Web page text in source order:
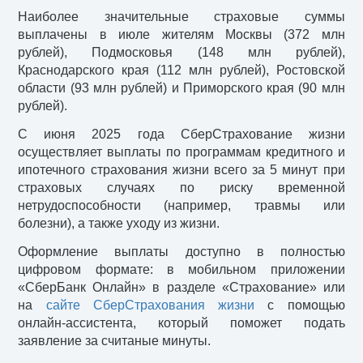
Наиболее значительные страховые суммы
выплачены в июле жителям Москвы (372 млн
рублей), Подмосковья (148 млн рублей),
Краснодарского края (112 млн рублей), Ростовской
области (93 млн рублей) и Приморского края (90 млн
рублей).
С июня 2025 года СберСтрахование жизни
осуществляет выплаты по программам кредитного и
ипотечного страхования жизни всего за 5 минут при
страховых случаях по риску временной
нетрудоспособности (например, травмы или
болезни), а также уходу из жизни.
Оформление выплаты доступно в полностью
цифровом формате: в мобильном приложении
«СберБанк Онлайн» в разделе «Страхование» или
на сайте СберСтрахования жизни с помощью
онлайн-ассистента, который поможет подать
заявление за считаные минуты.